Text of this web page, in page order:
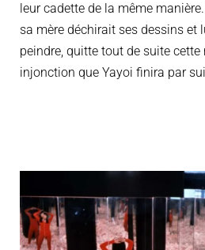
leur cadette de la même manière.
sa mère déchirait ses dessins et
peindre, quitte tout de suite cette
injonction que Yayoi finira par